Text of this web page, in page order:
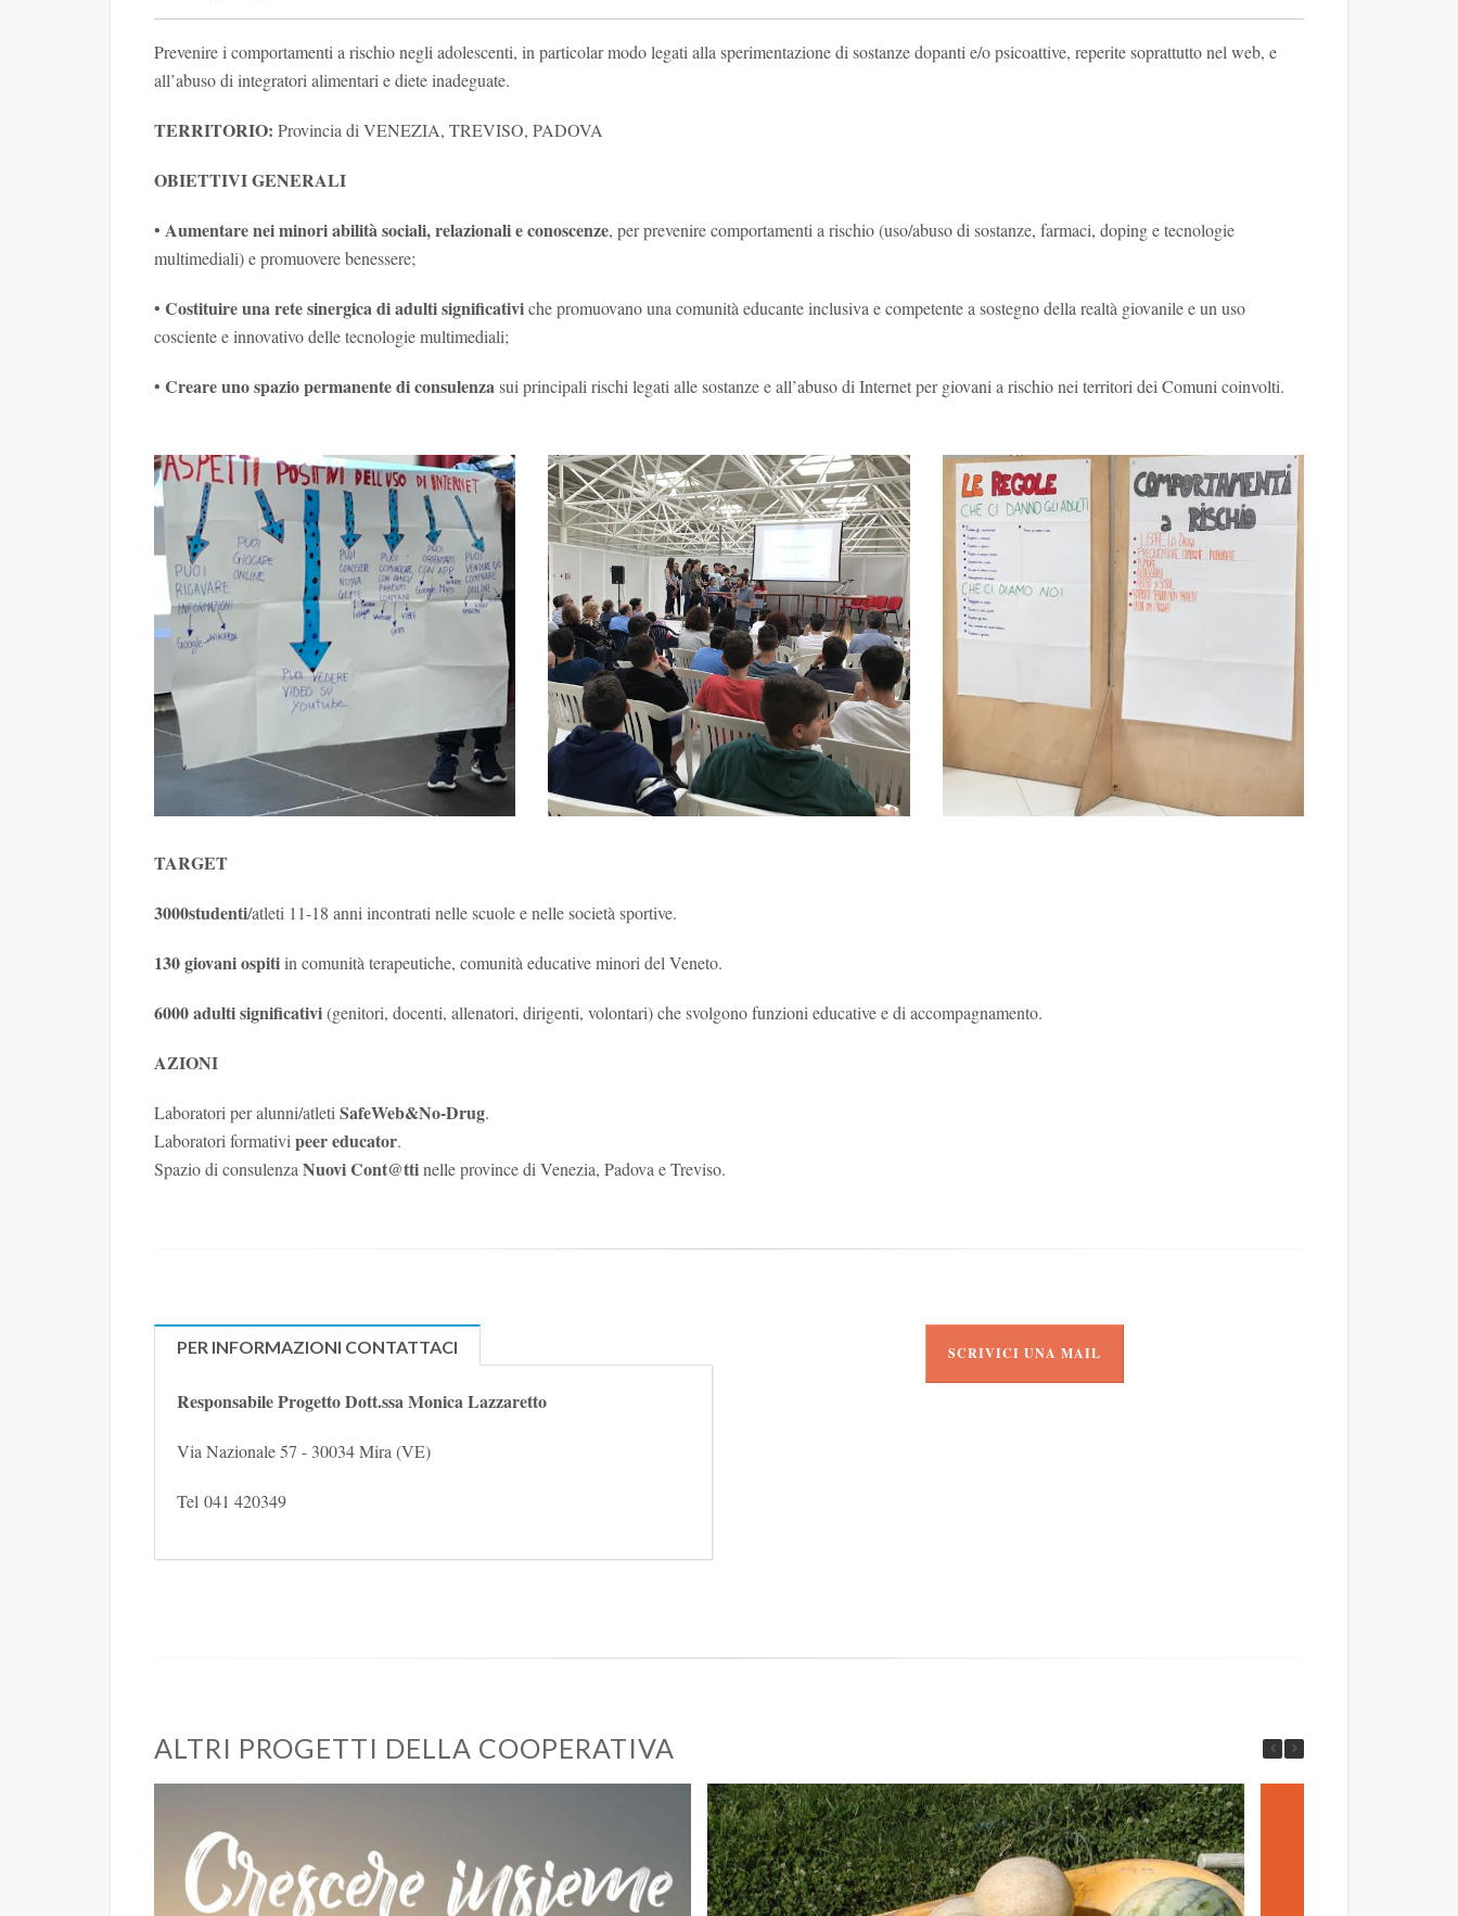
Prevenire i comportamenti a rischio negli adolescenti, in particolar modo legati alla sperimentazione di sostanze dopanti e/o psicoattive, reperite soprattutto nel web, e
all’abuso di integratori alimentari e diete inadeguate.
TERRITORIO: Provincia di VENEZIA, TREVISO, PADOVA
OBIETTIVI GENERALI
• Aumentare nei minori abilità sociali, relazionali e conoscenze, per prevenire comportamenti a rischio (uso/abuso di sostanze, farmaci, doping e tecnologie
multimediali) e promuovere benessere;
• Costituire una rete sinergica di adulti significativiche promuovano una comunità educante inclusiva e competente a sostegno della realtà giovanile e un uso
cosciente e innovativo delle tecnologie multimediali;
• Creare uno spazio permanente di consulenzasui principali rischi legati alle sostanze e all’abuso di Internet per giovani a rischio nei territori dei Comuni coinvolti.
TARGET
3000studenti/atleti 11-18 anni incontrati nelle scuole e nelle società sportive.
130 giovani ospitiin comunità terapeutiche, comunità educative minori del Veneto.
6000 adulti significativi(genitori, docenti, allenatori, dirigenti, volontari) che svolgono funzioni educative e di accompagnamento.
AZIONI
Laboratori per alunni/atletiSafeWeb&No-Drug.
Laboratori formativipeer educator.
Spazio di consulenzaNuovi Cont@ttinelle province di Venezia, Padova e Treviso.
PER INFORMAZIONI CONTATTACI
Responsabile Progetto Dott.ssa Monica Lazzaretto
Via Nazionale 57 - 30034 Mira (VE)
Tel 041 420349
SCRIVICI UNA MAIL
ALTRI PROGETTI DELLA COOPERATIVA